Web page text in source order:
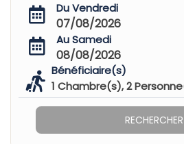
Du Vendredi
07/08/2026
Au Samedi
08/08/2026
Bénéficiaire(s)
1 Chambre(s),2
RECHERCHER